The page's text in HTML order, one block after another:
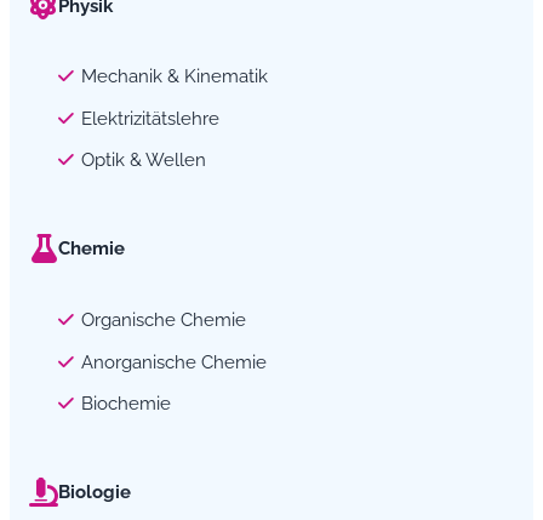
Physik
Mechanik & Kinematik
Elektrizitätslehre
Optik & Wellen
Chemie
Organische Chemie
Anorganische Chemie
Biochemie
Biologie